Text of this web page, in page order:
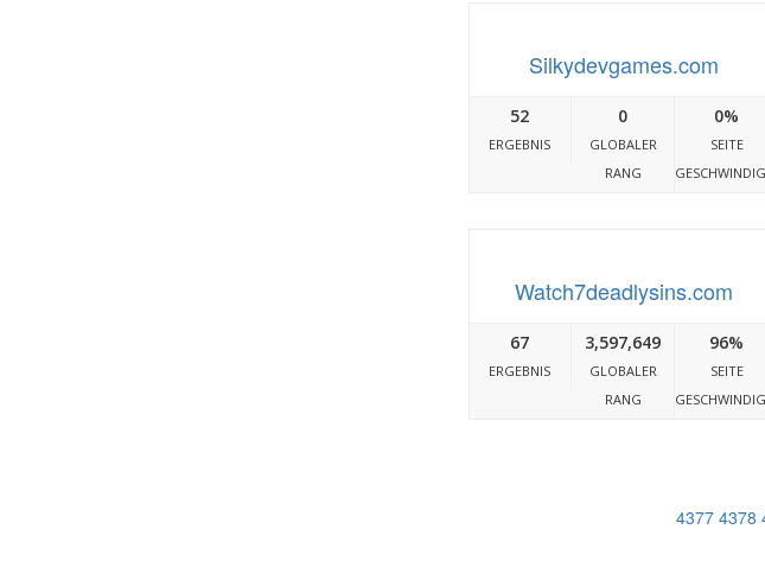
Silkydevgames.com
52
ERGEBNIS
0
GLOBALER
RANG
0%
SEITE
Watch7deadlysins.com
67
ERGEBNIS
3,597,649
GLOBALER
RANG
96%
SEITE
4377 4378